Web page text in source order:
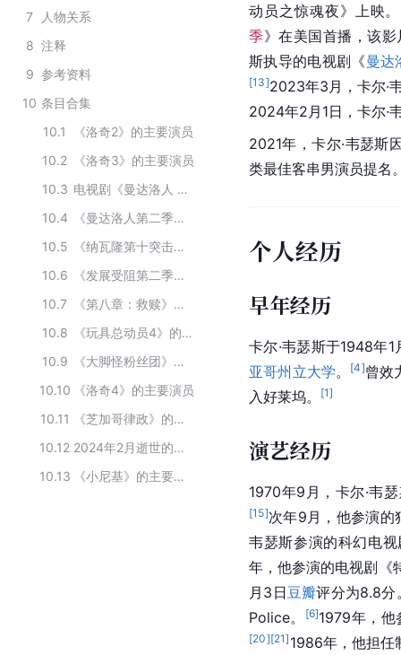
7
人物关系
8 注释
9 参考资料
10 条目合集
10.1
《洛奇2》的主要演员
10.2
《洛奇3》的主要演员
10.3
电视剧《曼达洛人 第三季》的主要演员
10.4
《曼达洛人第二季》的主要演员
10.5
《纳瓦隆第十突击队》的主要演员
10.6
《发展受阻第二季》的主要演员
10.7
《第八章：救赎》的主要演员
10.8
《玩具总动员4》的主要演员
10.9
《大脚怪粉丝团》的主要演员
10.10
《洛奇4》的主要演员
10.11
《芝加哥律政》的主要演员
10.12
2024年2月逝世的公众人物
10.13
《小尼基》的主要演员
动员之惊魂夜》上映。
季》在美国首播，该
斯执导的电视剧《曼达
[13]2023年3月，卡尔·
2024年2月1日，卡尔·
2021年，卡尔·韦瑟斯
类最佳客串男演员提名
个人经历
早年经历
卡尔·韦瑟斯于1948年
亚哥州立大学。 [4]曾效
入好莱坞。
[1]
演艺经历
1970年9月，卡尔·韦
[15]次年9月，他参演的
韦瑟斯参演的科幻电
年，他参演的电视剧《
月3日豆瓣评分为8.8分
Police。
[6]1979年，他
[20][21] 1986年，他担任